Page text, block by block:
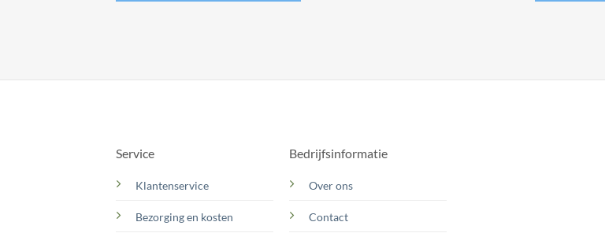
Service
Klantenservice
Bezorging en kosten
Bedrijfsinformatie
Over ons
Contact